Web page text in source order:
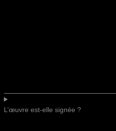
L’œuvre est-elle signée ?